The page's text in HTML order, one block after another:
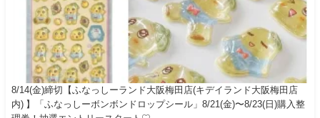
8/14(金)締切【ふなっしーランド大阪梅田店(キデイランド大阪梅田店
内) 】「ふなっしーボンボンドロップシール」8/21(金)〜8/23(日)購入整